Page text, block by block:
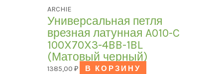
ARCHIE
Универсальная петля
врезная латунная A010-C
100X70X3-4BB-1BL
(Матовый черный)
1385,00₽
В КОРЗИНУ